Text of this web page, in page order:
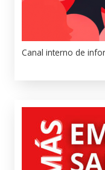
Canal interno de